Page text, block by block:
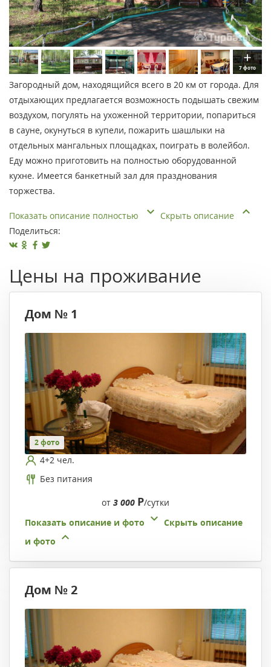
7 фото
Загородный дом, находящийся всего в 20 км от города. Для
отдыхающих предлагается возможность подышать свежим
воздухом, погулять на ухоженной территории, попариться
в сауне, окунуться в купели, пожарить шашлыки на
отдельных мангальных площадках, поиграть в волейбол.
Еду можно приготовить на полностью оборудованной
кухне. Имеется банкетный зал для празднования
торжества.
Показать описание полностью
Скрыть описание
Поделиться:
Цены на проживание
Дом № 1
2 фото
4+2 чел.
Без питания
от 3 000 Р/сутки
Показать описание и фото
Скрыть описание
и фото
Дом № 2